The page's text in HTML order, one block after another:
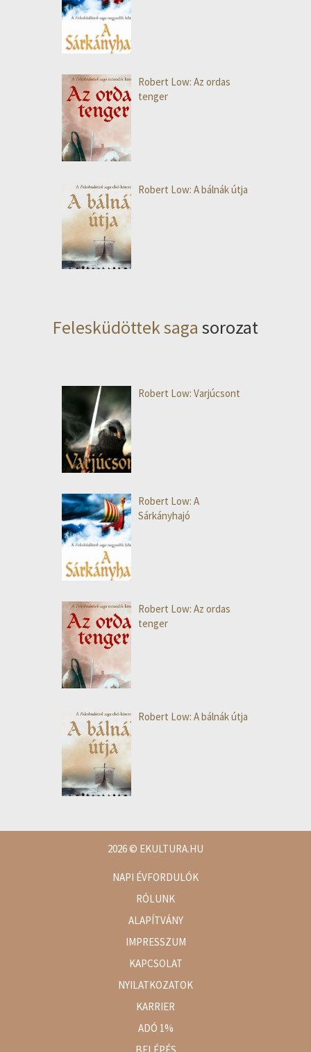
Robert Low: Az ordas
tenger
Robert Low: A bálnák útja
Felesküdöttek saga sorozat
Robert Low: Varjúcsont
Robert Low: A
Sárkányhajó
Robert Low: Az ordas
tenger
Robert Low: A bálnák útja
2026© EKULTURA.HU
NAPI ÉVFORDULÓK
RÓLUNK
ALAPÍTVÁNY
IMPRESSZUM
KAPCSOLAT
NYILATKOZATOK
KARRIER
ADÓ 1%